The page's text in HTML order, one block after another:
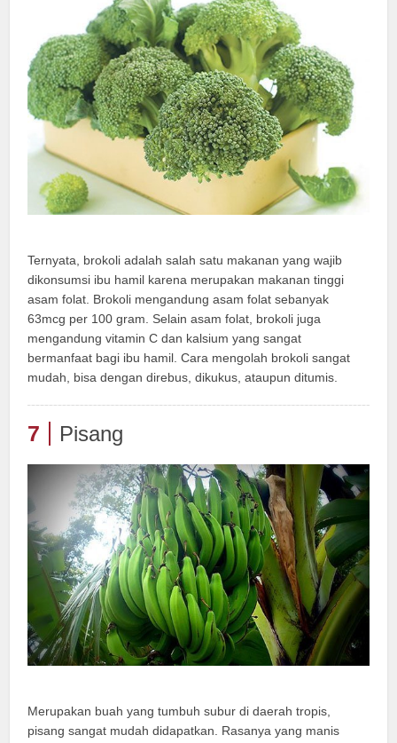
Ternyata, brokoli adalah salah satu makanan yang wajib
dikonsumsi ibu hamil karena merupakan makanan tinggi
asam folat. Brokoli mengandung asam folat sebanyak
63mcg per 100 gram. Selain asam folat, brokoli juga
mengandung vitamin C dan kalsium yang sangat
bermanfaat bagi ibu hamil. Cara mengolah brokoli sangat
mudah, bisa dengan direbus, dikukus, ataupun ditumis.
7 Pisang
Merupakan buah yang tumbuh subur di daerah tropis,
pisang sangat mudah didapatkan. Rasanya yang manis